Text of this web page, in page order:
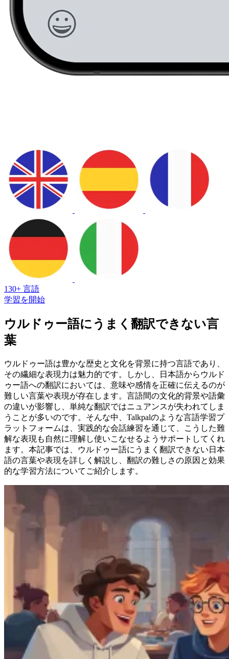
130+ 言語
学習を開始
ウルドゥー語にうまく翻訳できない言
葉
ウルドゥー語は豊かな歴史と文化を背景に持つ言語であり、
その繊細な表現力は魅力的です。しかし、日本語からウルド
ゥー語への翻訳においては、意味や感情を正確に伝えるのが
難しい言葉や表現が存在します。言語間の文化的背景や語彙
の違いが影響し、単純な翻訳ではニュアンスが失われてしま
うことが多いのです。そんな中、Talkpalのような言語学習プ
ラットフォームは、実践的な会話練習を通じて、こうした難
解な表現も自然に理解し使いこなせるようサポートしてくれ
ます。本記事では、ウルドゥー語にうまく翻訳できない日本
語の言葉や表現を詳しく解説し、翻訳の難しさの原因と効果
的な学習方法についてご紹介します。